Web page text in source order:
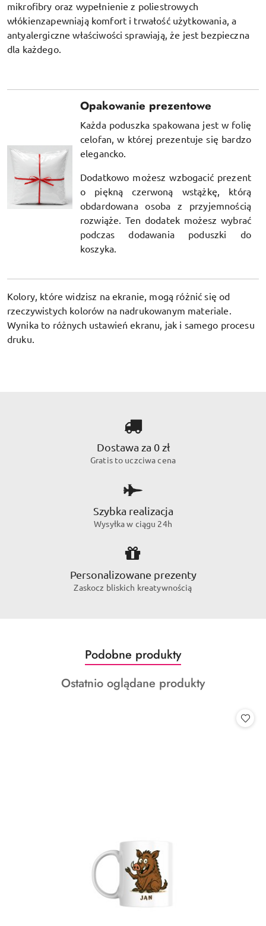
mikrofibry oraz wypełnienie z poliestrowych
włókienzapewniają komfort i trwałość użytkowania, a
antyalergiczne właściwości sprawiają, że jest bezpieczna
dla każdego.
Opakowanie prezentowe
Każda poduszka spakowana jest w folię
celofan, w której prezentuje się bardzo
elegancko.
Dodatkowo możesz wzbogacić prezent
o piękną czerwoną wstążkę, którą
obdardowana osoba z przyjemnością
rozwiąże. Ten dodatek możesz wybrać
podczas dodawania poduszki do
koszyka.
Kolory, które widzisz na ekranie, mogą różnić się od
rzeczywistych kolorów na nadrukowanym materiale.
Wynika to różnych ustawień ekranu, jak i samego procesu
druku.
Dostawa za 0 zł
Gratis to uczciwa cena
Szybka realizacja
Wysyłka w ciągu 24h
Personalizowane prezenty
Zaskocz bliskich kreatywnością
Pomiń karuzelę produktów
Produkty
o
statusie:
Podobne produkty
Produkty
Ostatnio oglądane produkty